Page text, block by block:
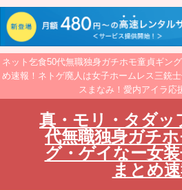
ネット乞食50代無職独身ガチホモ童貞ギン
め速報！ネトゲ廃人は女子ホームレス三銃
スまなみ！愛内アイラ応
真・モリ・タダッ
代無職独身ガチ
グ・ゲイなー女
まとめ